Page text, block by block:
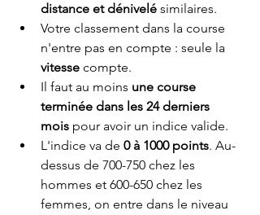
distance et dénivelé similaires.
Votre classement dans la course
n'entre pas en compte : seule la
vitesse compte.
Il faut au moins une course
terminée dans les 24 derniers
mois pour avoir un indice valide.
L'indice va de 0 à 1000 points. Au-
dessus de 700-750 chez les
hommes et 600-650 chez les
femmes, on entre dans le niveau